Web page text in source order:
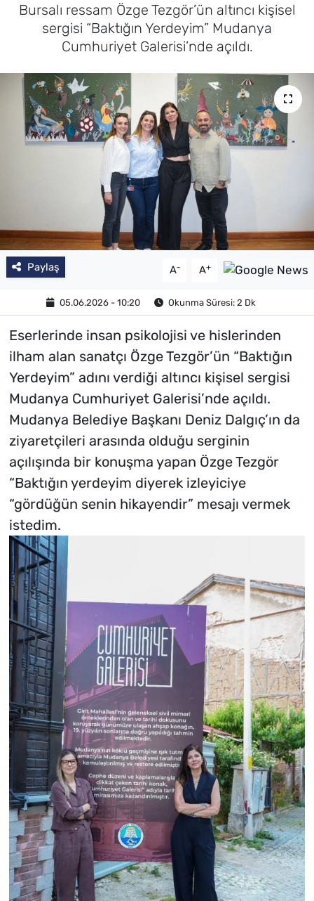
Bursalı ressam Özge Tezgör’ün altıncı kişisel
sergisi “Baktığın Yerdeyim” Mudanya
Cumhuriyet Galerisi’nde açıldı.
Paylaş A- A+
05.06.2026 - 10:20 Okunma Süresi: 2 Dk
Eserlerinde insan psikolojisi ve hislerinden
ilham alan sanatçı Özge Tezgör’ün “Baktığın
Yerdeyim” adını verdiği altıncı kişisel sergisi
Mudanya Cumhuriyet Galerisi’nde açıldı.
Mudanya Belediye Başkanı Deniz Dalgıç’ın da
ziyaretçileri arasında olduğu serginin
açılışında bir konuşma yapan Özge Tezgör
“Baktığın yerdeyim diyerek izleyiciye
“gördüğün senin hikayendir” mesajı vermek
istedim.